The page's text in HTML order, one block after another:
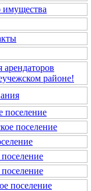
имущества
районе!
поселение
поселение
поселение
поселение